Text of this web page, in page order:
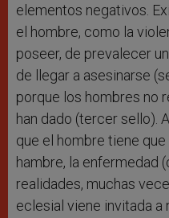
elementos negativos.
el hombre, como la
poseer, de prevalecer
de llegar a asesinarse
porque los hombres no
han dado (tercer sello).
que el hombre tiene
hambre, la enfermedad
realidades, muchas
eclesial viene invitada a